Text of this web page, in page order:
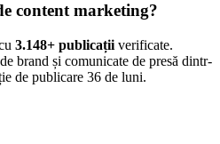
content marketing?
3.148+ publicații verificate.
brand și comunicate de presă dintr-
de publicare 36 de luni.